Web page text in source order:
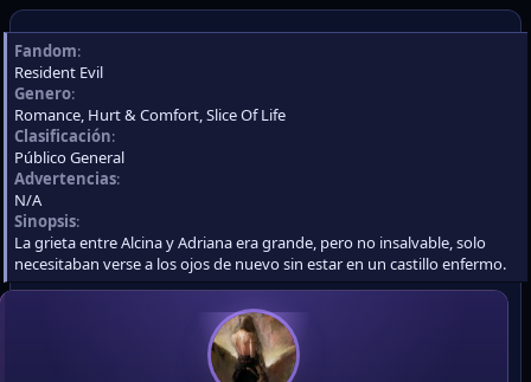
Fandom
Resident Evil
Genero
Romance Hurt & Comfort Slice Of Life
Clasificación
Público General
Advertencias
N/A
Sinopsis
La grieta entre Alcina y Adriana era grande, pero no insalvable, solo
necesitaban verse a los ojos de nuevo sin estar en un castillo enfermo.